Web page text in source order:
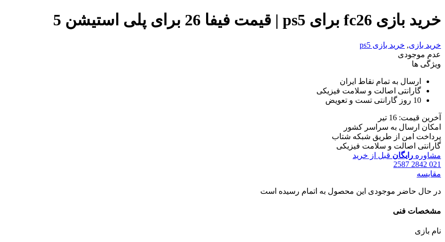
خرید بازی fc26 برای ps5 | قیمت فیفا 26 برای پلی استیشن 5
خرید بازی, خرید بازی ps5
عدم موجودی
ویژگی ها
ارسال به تمام نقاط ایران
گارانتی اصالت و سلامت فیزیکی
10 روز گارانتی تست و تعویض
آخرین قیمت: 16 تیر
امکان ارسال به سراسر کشور
پرداخت امن از طریق شبکه شتاب
گارانتی اصالت و سلامت فیزیکی
مشاوره رایگان قبل از خرید
021 2842 2587
مقایسه
در حال حاضر موجودی این محصول به اتمام رسیده است
مشخصات فنی
نام بازی